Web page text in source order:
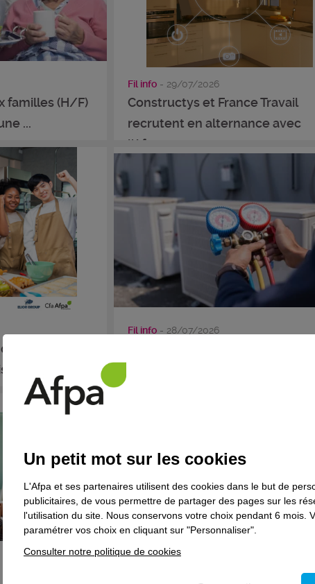
familles (H/F)
...
Fil info - 29/07/2026
Constructys et France Travail
recrutent en alternance avec
l’Afpa ...
un
dans la ...
Fil info - 28/07/2026
Un petit mot sur les cookies
L'Afpa et ses partenaires utilisent des cookies dans le but de
publicitaires, de vous permettre de partager des pages sur les
l'utilisation du site. Nous conservons votre choix pendant 6 mois.
paramétrer vos choix en cliquant sur "Personnaliser".
Consulter notre politique de cookies